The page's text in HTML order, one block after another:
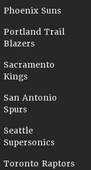
Phoenix Suns
Portland Trail
Blazers
Sacramento
Kings
San Antonio
Spurs
Seattle
Supersonics
Toronto Raptors